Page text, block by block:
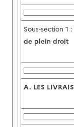
Sous-section 1 :
de plein droit
A. LES